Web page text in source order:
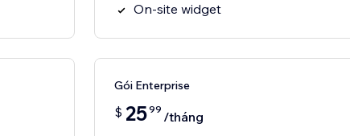
On-site widget
Gói Enterprise
$ 2599 /tháng